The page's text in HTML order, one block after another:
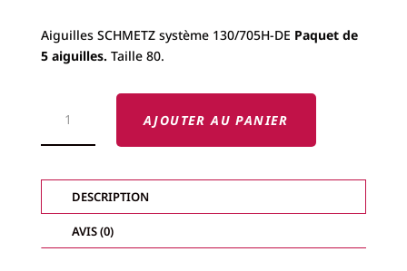
Aiguilles SCHMETZ système 130/705H-DE Paquet de
5 aiguilles. Taille 80.
AIGUILLES
DOUBLE
TAILLE
AJOUTER AU PANIER
DESCRIPTION
AVIS (0)